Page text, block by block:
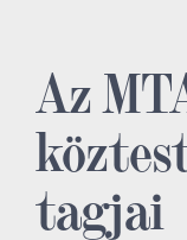
Az
tagjai